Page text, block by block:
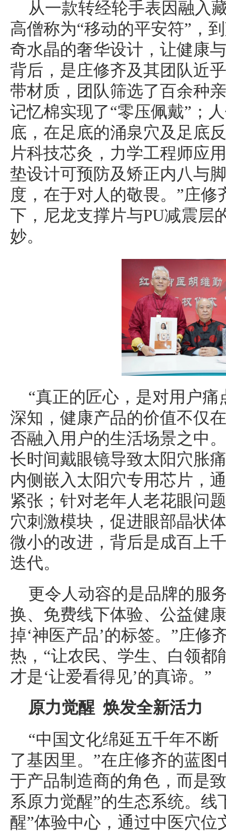
从一款转经轮手表因融入
高僧称为“移动的平安符”，
奇水晶的奢华设计，让健康
背后，是庄修齐及其团队近
带材质，团队筛选了百余种
记忆棉实现了“零压佩戴”；
底，在足底的涌泉穴及足底
片科技芯灸，力学工程师应
垫设计可预防及矫正内八与
度，在于对人的敬畏。”庄
下，尼龙支撑片与PU减震层
妙。
“真正的匠心，是对用户
深知，健康产品的价值不仅
否融入用户的生活场景之中
长时间戴眼镜导致太阳穴胀
内侧嵌入太阳穴专用芯片，
紧张；针对老年人老花眼问
穴刺激模块，促进眼部晶状
微小的改进，背后是成百上
迭代。
更令人动容的是品牌的服
换、免费线下体验、公益健
掉‘神医产品’的标签。”庄修
热，“让农民、学生、白领都
才是‘让爱看得见’的真谛。”
原力觉醒 焕发全新活力
“中国文化绵延五千年不断
了基因里。”在庄修齐的蓝
于产品制造商的角色，而是
系原力觉醒”的生态系统。线
醒”体验中心，通过中医穴位